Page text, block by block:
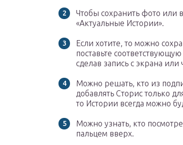
Чтобы сохранить фото или
«Актуальные Истории».
Если хотите, то можно
поставьте
сделав запись с экрана
Можно решать, кто из
добавлять Сторис только
то Истории всегда можно
Можно узнать, кто
пальцем вверх.